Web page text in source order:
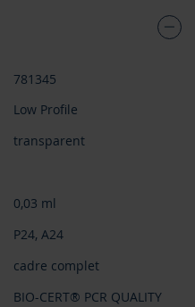
781345
Low Profile
transparent
0,03 ml
P24, A24
cadre complet
BIO-CERT® PCR QUALITY